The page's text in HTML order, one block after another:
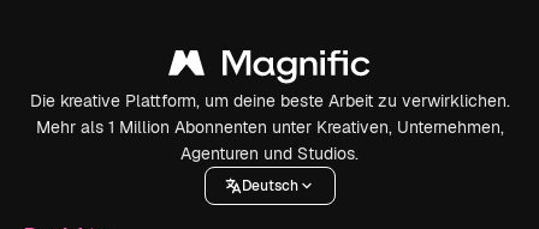
Die kreative Plattform, um deine beste Arbeit zu verwirklichen.
Mehr als 1 Million Abonnenten unter Kreativen, Unternehmen,
Agenturen und Studios.
Deutsch